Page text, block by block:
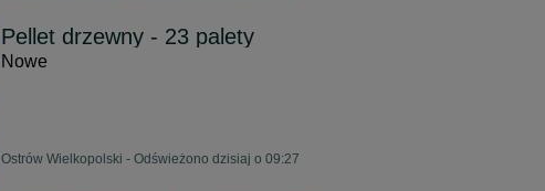
Pellet drzewny - 23 palety
Nowe
Ostrów Wielkopolski - Odświeżono dzisiaj o 09:27